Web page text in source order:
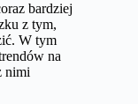
bardziej
z tym,
W tym
na
nimi